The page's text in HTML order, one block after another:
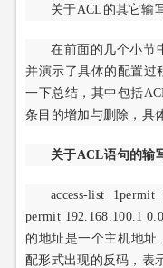
关于ACL的其它输
在前面的几个小节
并演示了具体的配置过
一下总结，其中包括
条目的增加与删除，具
关于ACL语句的输
access-list
permit 192.168.100.1
的地址是一个主机地址
配形式出现的反码，表